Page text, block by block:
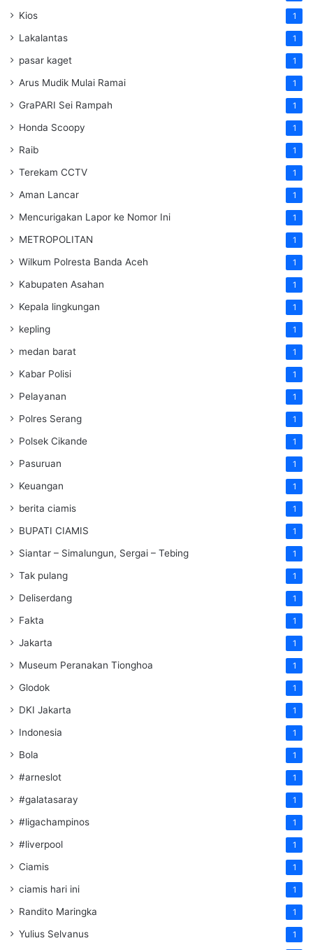
Kios 1
Lakalantas 1
pasar kaget 1
Arus Mudik Mulai Ramai 1
GraPARI Sei Rampah 1
Honda Scoopy 1
Raib 1
Terekam CCTV 1
Aman Lancar 1
Mencurigakan Lapor ke Nomor Ini 1
METROPOLITAN 1
Wilkum Polresta Banda Aceh 1
Kabupaten Asahan 1
Kepala lingkungan 1
kepling 1
medan barat 1
Kabar Polisi 1
Pelayanan 1
Polres Serang 1
Polsek Cikande 1
Pasuruan 1
Keuangan 1
berita ciamis 1
BUPATI CIAMIS 1
Siantar – Simalungun, Sergai – Tebing 1
Tak pulang 1
Deliserdang 1
Fakta 1
Jakarta 1
Museum Peranakan Tionghoa 1
Glodok 1
DKI Jakarta 1
Indonesia 1
Bola 1
#arneslot 1
#galatasaray 1
#ligachampinos 1
#liverpool 1
Ciamis 1
ciamis hari ini 1
Randito Maringka 1
Yulius Selvanus 1